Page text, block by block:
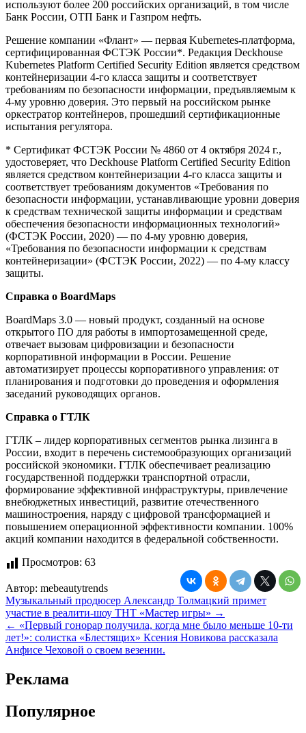
используют более 200 российских организаций, в том числе
Банк России, ОТП Банк и Газпром нефть.
Решение компании «Флант» — первая Kubernetes-платформа,
сертифицированная ФСТЭК России*. Редакция Deckhouse
Kubernetes Platform Certified Security Edition является средством
контейнеризации 4-го класса защиты и соответствует
требованиям по безопасности информации, предъявляемым к
4-му уровню доверия. Это первый на российском рынке
оркестратор контейнеров, прошедший сертификационные
испытания регулятора.
* Сертификат ФСТЭК России № 4860 от 4 октября 2024 г.,
удостоверяет, что Deckhouse Platform Certified Security Edition
является средством контейнеризации 4-го класса защиты и
соответствует требованиям документов «Требования по
безопасности информации, устанавливающие уровни доверия
к средствам технической защиты информации и средствам
обеспечения безопасности информационных технологий»
(ФСТЭК России, 2020) — по 4-му уровню доверия,
«Требования по безопасности информации к средствам
контейнеризации» (ФСТЭК России, 2022) — по 4-му классу
защиты.
Справка о BoardMaps
BoardMaps 3.0 — новый продукт, созданный на основе
открытого ПО для работы в импортозамещенной среде,
отвечает вызовам цифровизации и безопасности
корпоративной информации в России. Решение
автоматизирует процессы корпоративного управления: от
планирования и подготовки до проведения и оформления
заседаний руководящих органов.
Справка о ГТЛК
ГТЛК – лидер корпоративных сегментов рынка лизинга в
России, входит в перечень системообразующих организаций
российской экономики. ГТЛК обеспечивает реализацию
государственной поддержки транспортной отрасли,
формирование эффективной инфраструктуры, привлечение
внебюджетных инвестиций, развитие отечественного
машиностроения, наряду с цифровой трансформацией и
повышением операционной эффективности компании. 100%
акций компании находится в федеральной собственности.
Просмотров: 63
Автор: mebeautytrends
Навигация
по
записям
Музыкальный продюсер Александр Толмацкий примет
участие в реалити-шоу ТНТ «Мастер игры» →
← «Первый гонорар получила, когда мне было меньше 10-ти
лет!»: солистка «Блестящих» Ксения Новикова рассказала
Анфисе Чеховой о своем везении.
Реклама
Популярное